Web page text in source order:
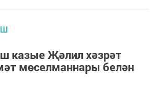
казые Җәлил хәзрәт
мөселманнары белән